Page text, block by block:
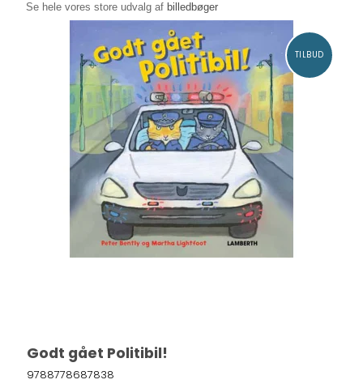
Se hele vores store udvalg af billedbøger
TILBUD
Godt gået Politibil!
9788778687838